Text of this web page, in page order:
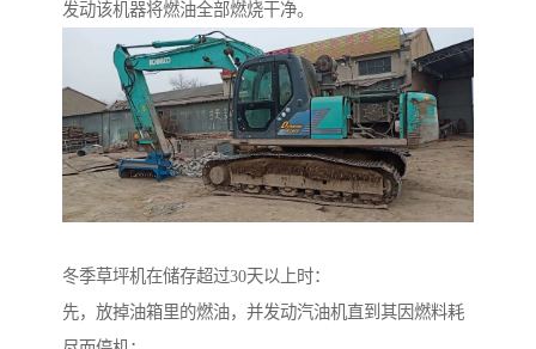
发动该机器将燃油全部燃烧干净。
冬季草坪机在储存超过30天以上时：
先，放掉油箱里的燃油，并发动汽油机直到其因燃料耗